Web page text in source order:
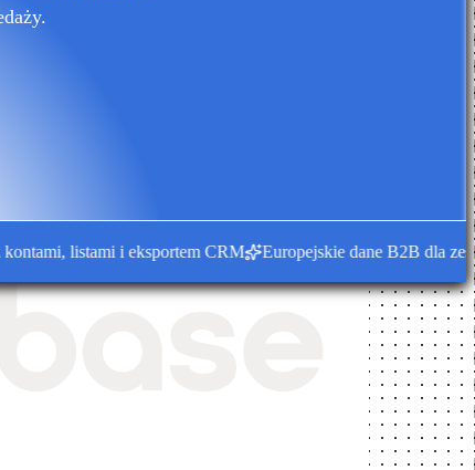
listami i eksportem CRM Europejskie dane B2B dla